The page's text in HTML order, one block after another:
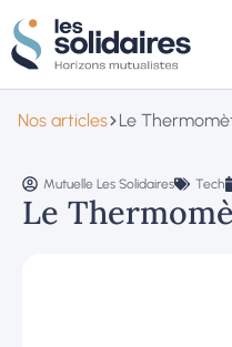
Nos articles Le
Mutuelle Les Solidaires Tech
Le